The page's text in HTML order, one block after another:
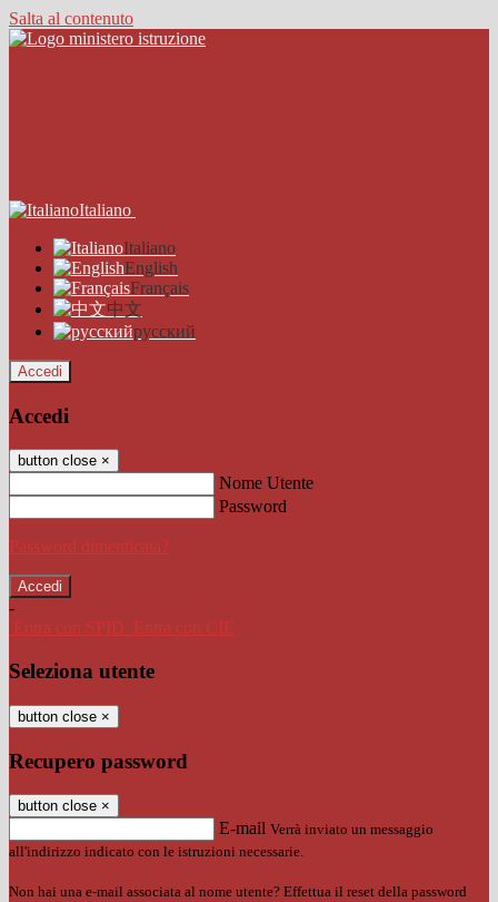
Salta al contenuto
Italiano
Italiano
English
Français
中文
русский
Accedi
Accedi
button close ×
Nome Utente
Password
Password dimenticata?
-
Entra con SPID
Entra con CIE
Seleziona utente
button close ×
Recupero password
button close ×
E-mail Verrà inviato un messaggio
all'indirizzo indicato con le istruzioni necessarie.
Non hai una e-mail associata al nome utente? Effettua il reset della password